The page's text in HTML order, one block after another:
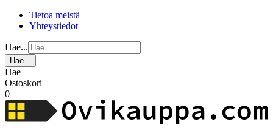
Tietoa meistä
Yhteystiedot
Hae...
Hae...
Hae
Ostoskori
0